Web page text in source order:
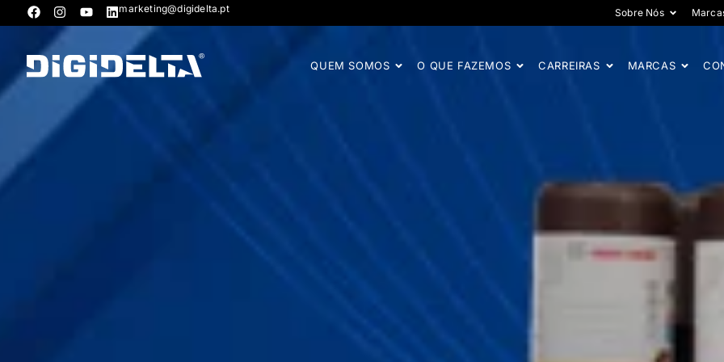
marketing@digidelta.pt Sobre Nós
QUEM SOMOS O QUE FAZEMOS CARREIRAS MARCAS